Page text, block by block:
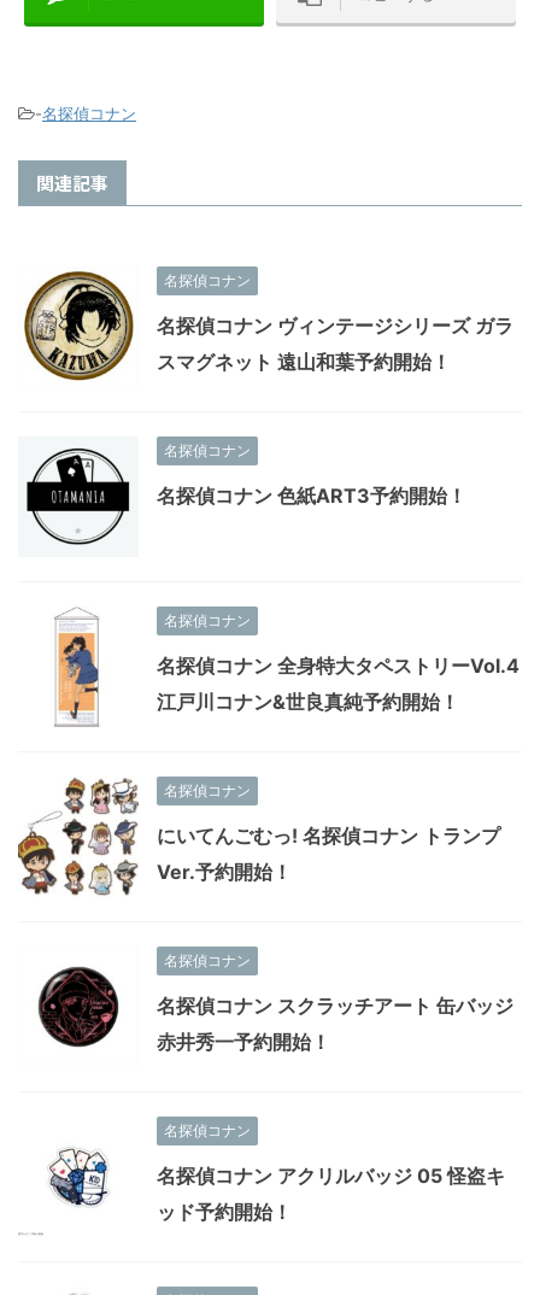
-名探偵コナン
関連記事
名探偵コナン
名探偵コナン ヴィンテージシリーズ ガラ
スマグネット 遠山和葉予約開始！
名探偵コナン
名探偵コナン 色紙ART3予約開始！
名探偵コナン
名探偵コナン 全身特大タペストリーVol.4
江戸川コナン&世良真純予約開始！
名探偵コナン
にいてんごむっ! 名探偵コナン トランプ
Ver.予約開始！
名探偵コナン
名探偵コナン スクラッチアート 缶バッジ
赤井秀一予約開始！
名探偵コナン
名探偵コナン アクリルバッジ 05 怪盗キ
ッド予約開始！